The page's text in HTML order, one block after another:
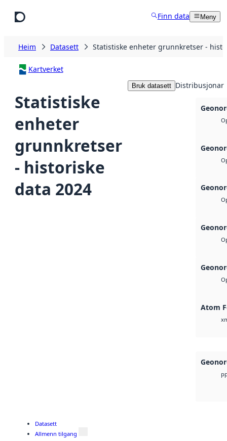
Finn data Meny
Heim Datasett Statistiske enheter grunnkretser -
Kartverket
Statistiske
enheter
grunnkretser
- historiske
data 2024
Bruk datasett Distribusjonar
Atom
Datasett
Allmenn tilgang